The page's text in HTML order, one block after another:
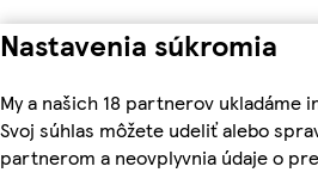
Nastavenia súkromia
My a našich 18 partnerov
Svoj súhlas môžete udeliť alebo
partnerom a neovplyvnia údaje o